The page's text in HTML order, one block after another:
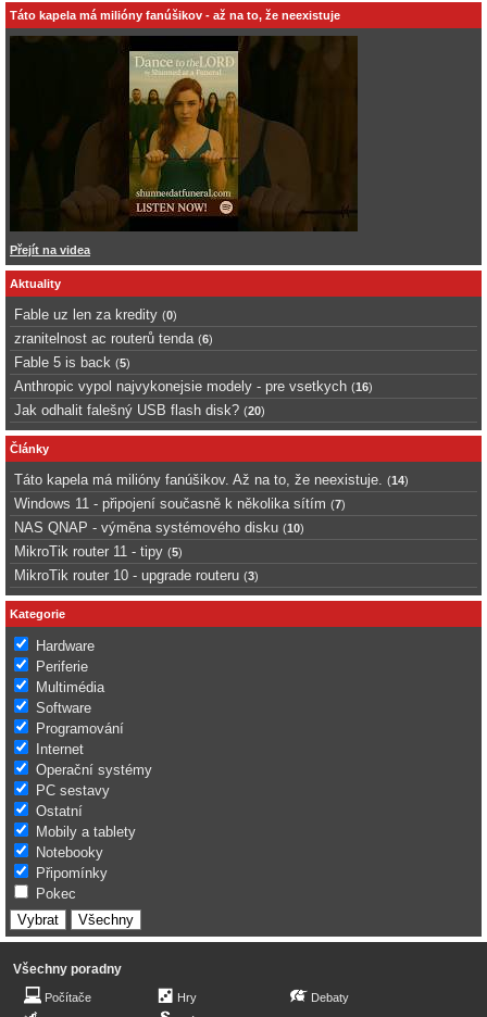
Táto kapela má milióny fanúšikov - až na to, že neexistuje
Přejít na videa
Aktuality
Fable uz len za kredity (0)
zranitelnost ac routerů tenda (6)
Fable 5 is back (5)
Anthropic vypol najvykonejsie modely - pre vsetkych (16)
Jak odhalit falešný USB flash disk? (20)
Články
Táto kapela má milióny fanúšikov. Až na to, že neexistuje. (14)
Windows 11 - připojení současně k několika sítím (7)
NAS QNAP - výměna systémového disku (10)
MikroTik router 11 - tipy (5)
MikroTik router 10 - upgrade routeru (3)
Kategorie
Hardware
Periferie
Multimédia
Software
Programování
Internet
Operační systémy
PC sestavy
Ostatní
Mobily a tablety
Notebooky
Připomínky
Pokec
Všechny poradny
Počítače
Hry
Debaty